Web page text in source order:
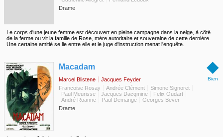
Drame
Le corps d'une jeune femme est découvert en pleine campagne dans la neige, à côté
de la ferme ou vit la famille de Rose, mère autoritaire et souveraine de cette dernière.
Une certaine amitié se lie entre elle et le juge d'instruction menat l'enquête.
◆
Bien
Macadam
Marcel Blistene
Jacques Feyder
Francoise Rosay
Andrée Clément
Simone Signoret
Paul Meurisse
Jacques Dacqmine
Felix Oudart
André Roanne
Paul Demange
Georges Bever
Drame